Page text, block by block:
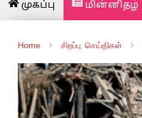
முகப்பு மின்னிதழ்
Home சிறப்பு செய்திகள்